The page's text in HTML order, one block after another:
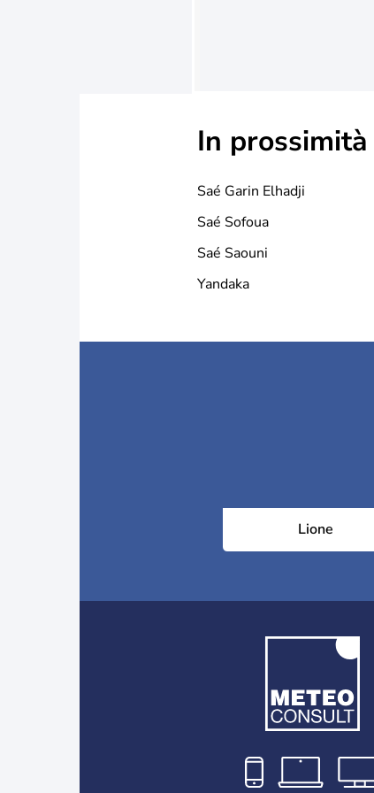
In prossimità
Saé Garin Elhadji
Saé Sofoua
Saé Saouni
Yandaka
Lione